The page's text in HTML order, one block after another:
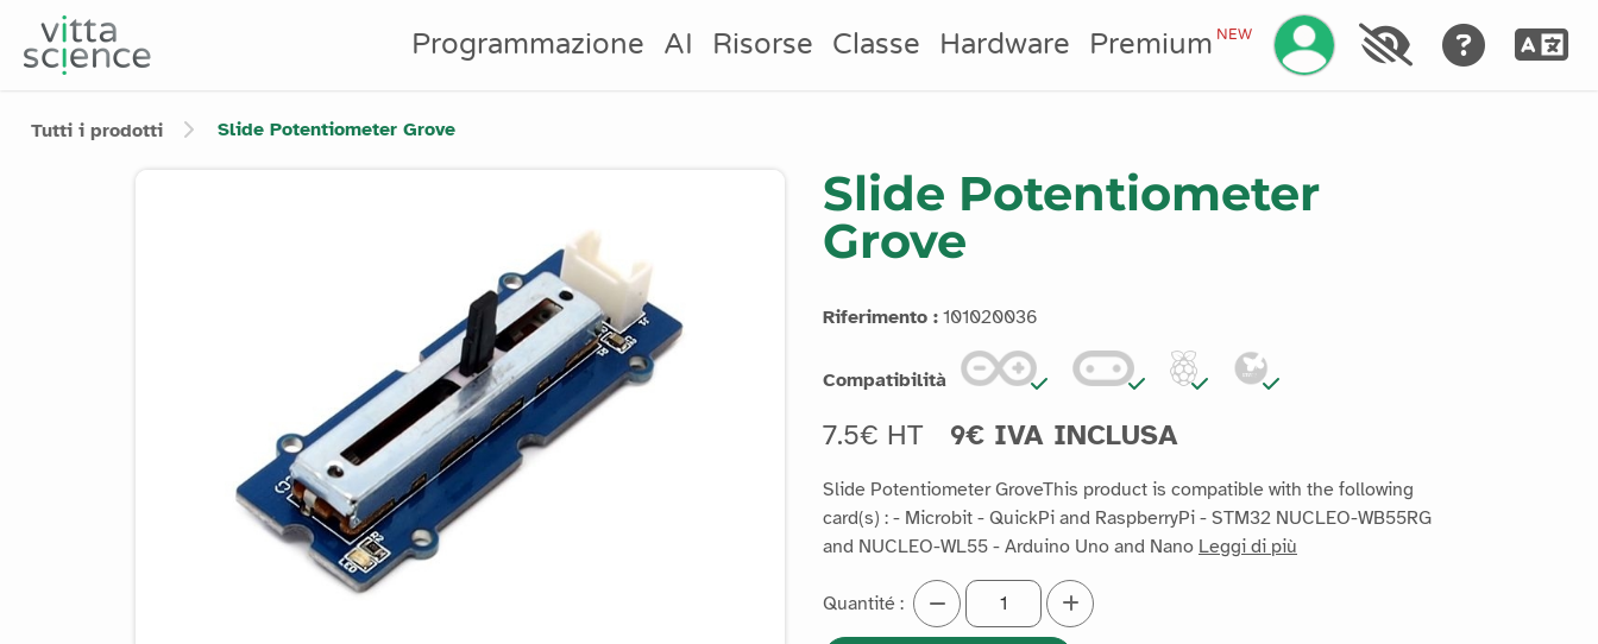
Programmazione AI Risorse Classe Hardware PremiumNEW Gestisci il tuo account
Tutti i prodotti Slide Potentiometer Grove
Slide Potentiometer
Grove
Riferimento : 101020036
Compatibilità
7.5€ HT 9€ IVA INCLUSA
Slide Potentiometer GroveThis product is compatible with the following
card(s) : - Microbit - QuickPi and RaspberryPi - STM32 NUCLEO-WB55RG
and NUCLEO-WL55 - Arduino Uno and Nano Leggi di più
Quantité :